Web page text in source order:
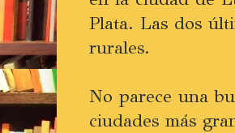
Plata. Las dos
rurales.
No parece una
ciudades más